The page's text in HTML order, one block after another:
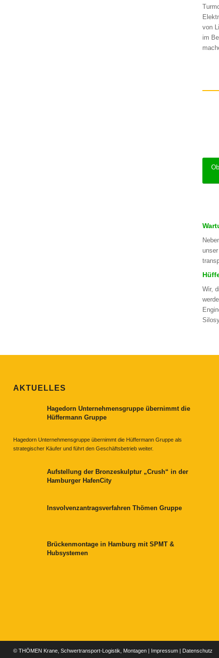
von
im
Wir,
AKTUELLES
Hagedorn Unternehmensgruppe übernimmt die
Hüffermann Gruppe
Hagedorn Unternehmensgruppe übernimmt die Hüffermann Gruppe als
strategischer Käufer und führt den Geschäftsbetrieb weiter.
Aufstellung der Bronzeskulptur „Crush“ in der
Hamburger HafenCity
Insvolvenzantragsverfahren Thömen Gruppe
Brückenmontage in Hamburg mit SPMT &
Hubsystemen
© THÖMEN Krane, Schwertransport-Logistik, Montagen | Impressum | Datenschutz